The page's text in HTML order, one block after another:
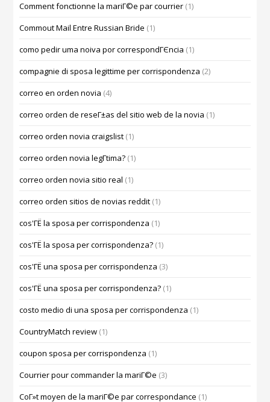
Comment fonctionne la mariГ©e par courrier (1)
Commout Mail Entre Russian Bride (1)
como pedir uma noiva por correspondГЄncia (1)
compagnie di sposa legittime per corrispondenza (2)
correo en orden novia (4)
correo orden de reseГ±as del sitio web de la novia (1)
correo orden novia craigslist (1)
correo orden novia legГ­tima? (1)
correo orden novia sitio real (1)
correo orden sitios de novias reddit (1)
cos'ГЁ la sposa per corrispondenza (1)
cos'ГЁ la sposa per corrispondenza? (1)
cos'ГЁ una sposa per corrispondenza (3)
cos'ГЁ una sposa per corrispondenza? (1)
costo medio di una sposa per corrispondenza (1)
CountryMatch review (1)
coupon sposa per corrispondenza (1)
Courrier pour commander la mariГ©e (3)
CoГ»t moyen de la mariГ©e par correspondance (1)